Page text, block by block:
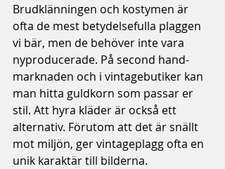
Brudklänningen och kostymen är
ofta de mest betydelsefulla plaggen
vi bär, men de behöver inte vara
nyproducerade. På second hand-
marknaden och i vintagebutiker kan
man hitta guldkorn som passar er
stil. Att hyra kläder är också ett
alternativ. Förutom att det är snällt
mot miljön, ger vintageplagg ofta en
unik karaktär till bilderna.